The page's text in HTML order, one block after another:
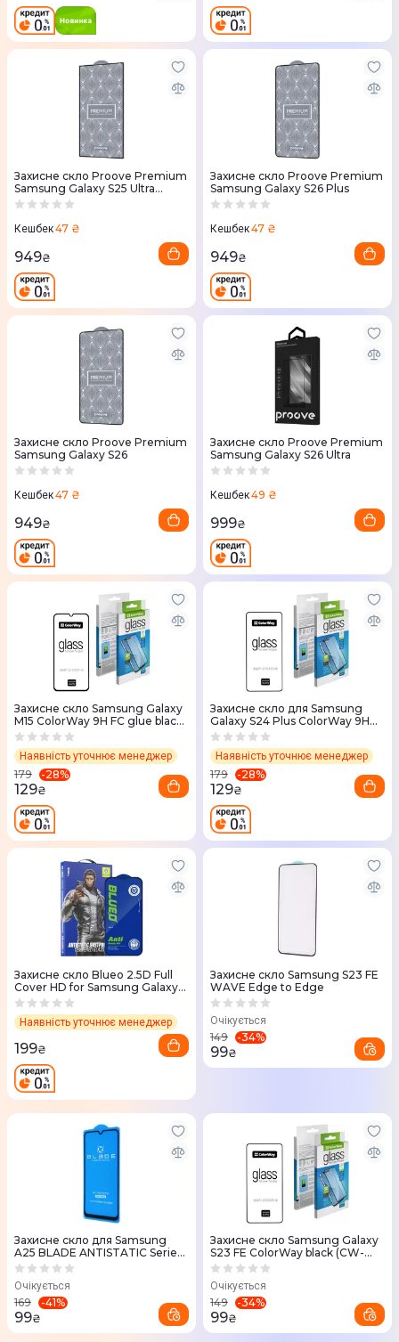
Захисне скло Proove Premium
Samsung Galaxy S25 Ultra
(PGPPMSS25U01)
Кешбек47 ₴
949₴
Захисне скло Proove Premium
Samsung Galaxy S26 Plus
Кешбек47 ₴
949₴
Захисне скло Proove Premium
Samsung Galaxy S26
Кешбек47 ₴
949₴
Захисне скло Proove Premium
Samsung Galaxy S26 Ultra
Кешбек49 ₴
999₴
Захисне скло Samsung Galaxy
М15 ColorWay 9H FC glue black
(CW-GSFGSGM156-BK)
Наявність уточнює менеджер
179 -28%
129₴
Захисне скло для Samsung
Galaxy S24 Plus ColorWay 9H
FC glue black (CW-GSFGSG926-
BK)
Наявність уточнює менеджер
179 -28%
129₴
Захисне скло Blueo 2.5D Full
Cover HD for Samsung Galaxy
S24+
Наявність уточнює менеджер
199₴
Захисне скло Samsung S23 FE
WAVE Edge to Edge
Очікується
149 -34%
99₴
Захисне скло для Samsung
A25 BLADE ANTISTATIC Series
Full Glue (Black)
Очікується
169 -41%
99₴
Захисне скло Samsung Galaxy
S23 FE ColorWay black (CW-
GSFGSG711-BK)
Очікується
149 -34%
99₴